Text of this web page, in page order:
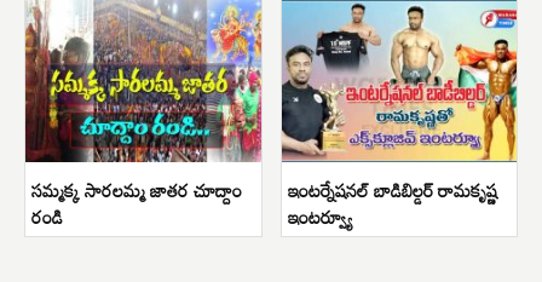
సమ్మక్క సారలమ్మ జాతర చూద్దాం
రండి
ఇంటర్నేషనల్ బాడిబిల్డర్ రామకృష్ణ
ఇంటర్వ్యూ